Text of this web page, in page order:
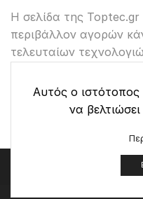
Η σελίδα της
περιβάλλον αγορών
τελευταίων
Ⓒ
Αυτός ο ιστότοπος
να